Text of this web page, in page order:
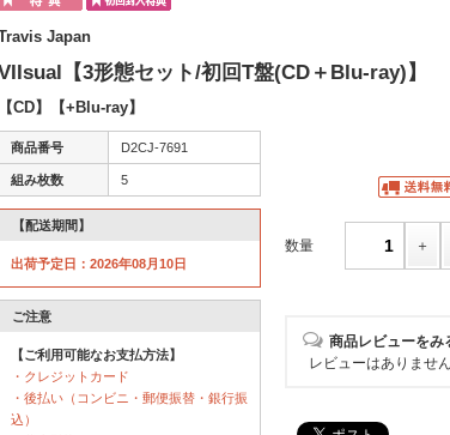
Japan
【3形態セット/初回T盤(CD＋Blu-ray)】
【CD】【+Blu-ray】
商品番号 D2CJ-7691
組み枚数 5
【配送期間】
出荷予定日：2026年08月10日
ご注意
【ご利用可能なお支払方法】
・クレジットカード
・後払い（コンビニ・郵便振替・銀行振
込）
数量
商品レビューをみ
レビューはありません